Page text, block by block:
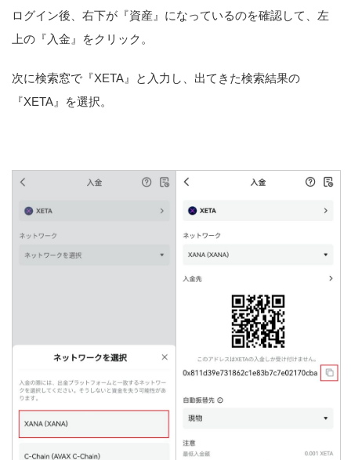
ログイン後、右下が『資産』になっているのを確認して、左
上の『入金』をクリック。
次に検索窓で『XETA』と入力し、出てきた検索結果の
『XETA』を選択。